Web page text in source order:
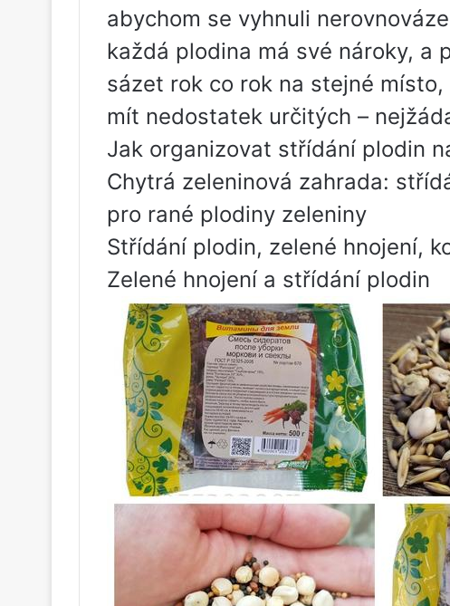
abychom se vyhnuli
každá plodina má své nároky, a
sázet rok co rok na stejné
mít nedostatek určitých –
Jak organizovat střídání plodin
Chytrá zeleninová zahrada:
pro rané plodiny zeleniny
Střídání plodin, zelené hnojení,
Zelené hnojení a střídání plodin